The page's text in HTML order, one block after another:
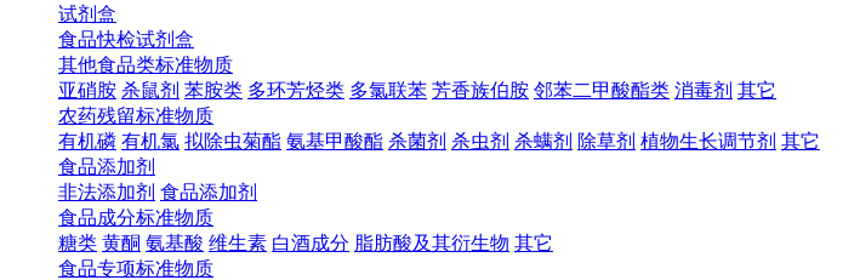
试剂盒
食品快检试剂盒
其他食品类标准物质
亚硝胺 杀鼠剂 苯胺类 多环芳烃类 多氯联苯 芳香族伯胺 邻苯二甲酸酯类 消毒剂 其它
农药残留标准物质
有机磷 有机氯 拟除虫菊酯 氨基甲酸酯 杀菌剂 杀虫剂 杀螨剂 除草剂 植物生长调节剂 其它
食品添加剂
非法添加剂 食品添加剂
食品成分标准物质
糖类 黄酮 氨基酸 维生素 白酒成分 脂肪酸及其衍生物 其它
食品专项标准物质